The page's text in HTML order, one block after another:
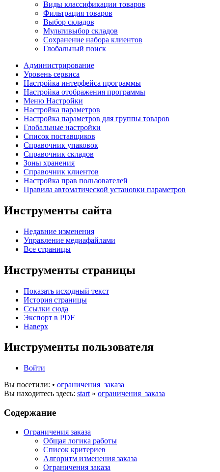
Виды классификации товаров
Фильтрация товаров
Выбор складов
Мультивыбор складов
Сохранение набора клиентов
Глобальный поиск
Администрирование
Уровень сервиса
Настройка интерфейса программы
Настройка отображения программы
Меню Настройки
Настройка параметров
Настройка параметров для группы товаров
Глобальные настройки
Список поставщиков
Справочник упаковок
Справочник складов
Зоны хранения
Справочник клиентов
Настройка прав пользователей
Правила автоматической установки параметров
Инструменты сайта
Недавние изменения
Управление медиафайлами
Все страницы
Инструменты страницы
Показать исходный текст
История страницы
Ссылки сюда
Экспорт в PDF
Наверх
Инструменты пользователя
Войти
Вы посетили: • ограничения_заказа
Вы находитесь здесь: start » ограничения_заказа
Содержание
Ограничения заказа
Общая логика работы
Список критериев
Алгоритм изменения заказа
Ограничения заказа